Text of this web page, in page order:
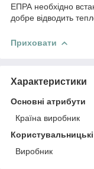
ЕПРА необхідно
добре відводить
Приховати
Характеристики
Основні атрибути
Країна виробник
Виробник